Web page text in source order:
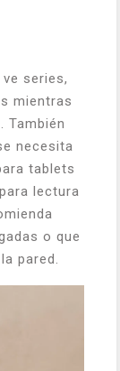
series,
mientras
También
necesita
tablets
lectura
o que
pared.